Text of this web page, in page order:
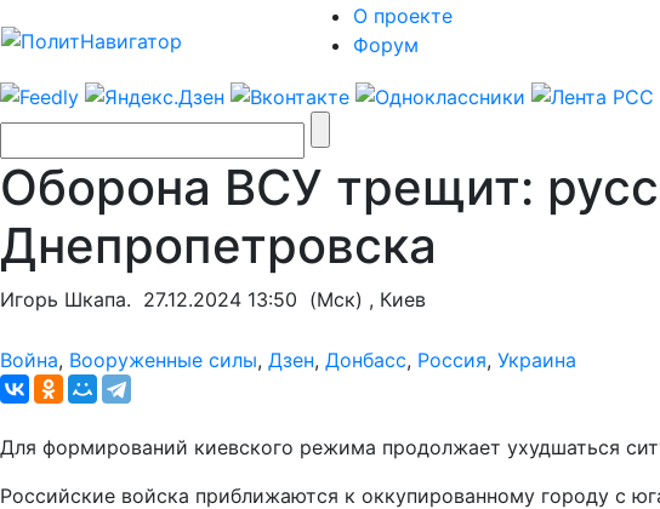
О проекте
Форум
Оборона ВСУ трещит:
Днепропетровска
Игорь Шкапа. 27.12.2024 13:50 (Мск) , Киев
Война, Вооруженные силы, Дзен, Донбасс, Россия, Украина
Для формирований киевского режима продолжает ухудшаться
Российские войска приближаются к оккупированному городу с